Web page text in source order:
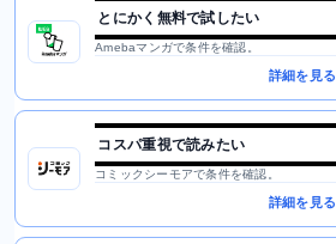
とにかく無料で試したい
Amebaマンガで条件を確認。
詳細を見る
コスパ重視で読みたい
コミックシーモアで条件を確認。
詳細を見る